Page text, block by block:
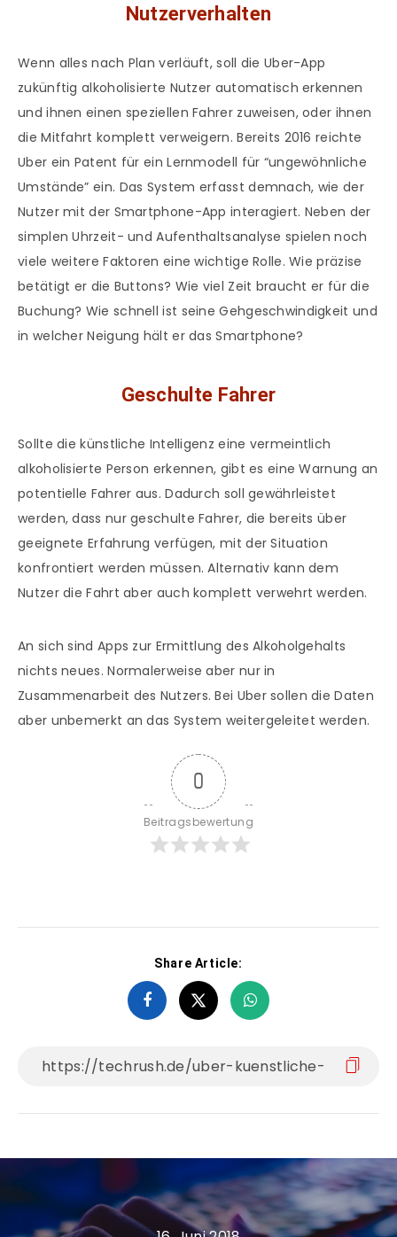
Nutzerverhalten
Wenn alles nach Plan verläuft, soll die Uber-App
zukünftig alkoholisierte Nutzer automatisch erkennen
und ihnen einen speziellen Fahrer zuweisen, oder ihnen
die Mitfahrt komplett verweigern. Bereits 2016 reichte
Uber ein Patent für ein Lernmodell für “ungewöhnliche
Umstände” ein. Das System erfasst demnach, wie der
Nutzer mit der Smartphone-App interagiert. Neben der
simplen Uhrzeit- und Aufenthaltsanalyse spielen noch
viele weitere Faktoren eine wichtige Rolle. Wie präzise
betätigt er die Buttons? Wie viel Zeit braucht er für die
Buchung? Wie schnell ist seine Gehgeschwindigkeit und
in welcher Neigung hält er das Smartphone?
Geschulte Fahrer
Sollte die künstliche Intelligenz eine vermeintlich
alkoholisierte Person erkennen, gibt es eine Warnung an
potentielle Fahrer aus. Dadurch soll gewährleistet
werden, dass nur geschulte Fahrer, die bereits über
geeignete Erfahrung verfügen, mit der Situation
konfrontiert werden müssen. Alternativ kann dem
Nutzer die Fahrt aber auch komplett verwehrt werden.
An sich sind Apps zur Ermittlung des Alkoholgehalts
nichts neues. Normalerweise aber nur in
Zusammenarbeit des Nutzers. Bei Uber sollen die Daten
aber unbemerkt an das System weitergeleitet werden.
0
Beitragsbewertung
Share Article: